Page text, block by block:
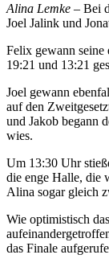
Alina Lemke – Bei
Joel Jalink und
Felix gewann seine
19:21 und 13:21
Joel gewann
auf den
und Jakob begann
wies.
Um 13:30 Uhr
die enge Halle, die
Alina sogar gleich
Wie optimistisch
das Finale